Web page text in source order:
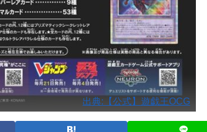
出典:【公式】遊戯王OCG